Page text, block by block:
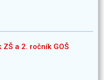
a 2. ročník GOŠ